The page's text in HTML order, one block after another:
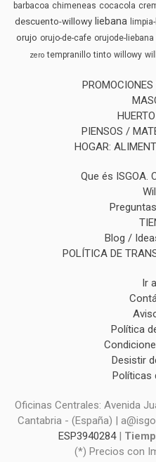
barbacoa chimeneas cocacola
descuento-willowy liebana
orujo orujo-de-cafe orujode-liebana
zero tempranillo tinto willowy
PROMOCIONES
PIENSOS /
HOGAR:
Que és ISGOA.
Blog /
POLÍTICA DE
Ir
Política
Desistir
Políticas
Oficinas Centrales: Avenida
Cantabria - (España) |
ESP3940284|
(*) Precios con